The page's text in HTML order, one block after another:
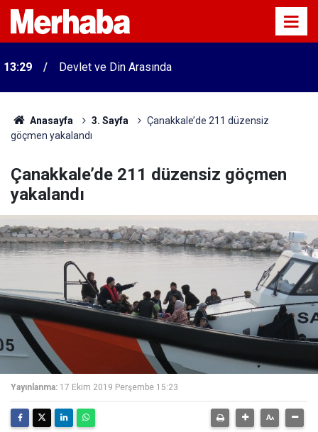
13:29 Devlet ve Din Arasında
Anasayfa 3. Sayfa
Çanakkale’de 211 düzensiz
göçmen yakalandı
Çanakkale’de 211 düzensiz göçmen
yakalandı
Yayınlanma: 17 Ekim 2019 Perşembe 15:23